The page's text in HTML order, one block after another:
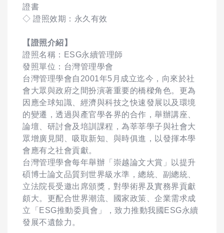
證書
◇ 證照效期：永久有效
【證照介紹】
證照名稱：ESG永續管理師
發照單位：台灣管理學會
台灣管理學會自2001年5月成立迄今，向來於社
會大眾與政府之間扮演著重要的橋樑角色。更為
因應全球知識、經濟與科技之快速發展以及環境
的變遷，透過與產官學各界的合作，舉辦講座、
論壇、研討會及培訓課程，為莘莘學子與社會大
眾增廣見聞、吸取新知、與時俱進，以發揮本學
會應有之社會貢獻。
台灣管理學會每年舉辦「崇越論文大賞」以提升
碩博士論文品質到世界級水準，總統、副總統、
立法院長受邀出席頒獎，對學術界及實務界貢獻
頗大。更配合世界潮流、國家政策、企業需求成
立「ESG推動委員會」，致力推動我國ESG永續
發展不遺餘力。